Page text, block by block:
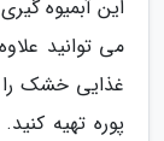
می توانید
غذایی خشک